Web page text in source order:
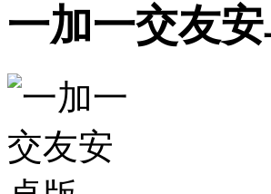
一加一交友